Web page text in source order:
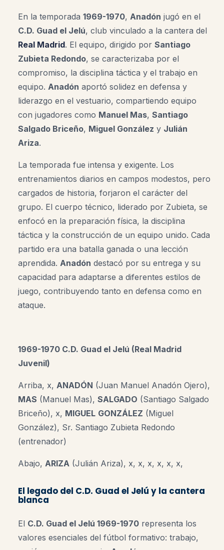
En la temporada 1969-1970, Anadón jugó en el
C.D. Guad el Jelú, club vinculado a la cantera del
Real Madrid. El equipo, dirigido por Santiago
Zubieta Redondo, se caracterizaba por el
compromiso, la disciplina táctica y el trabajo en
equipo. Anadón aportó solidez en defensa y
liderazgo en el vestuario, compartiendo equipo
con jugadores como Manuel Mas, Santiago
Salgado Briceño, Miguel González y Julián
Ariza.
La temporada fue intensa y exigente. Los
entrenamientos diarios en campos modestos, pero
cargados de historia, forjaron el carácter del
grupo. El cuerpo técnico, liderado por Zubieta, se
enfocó en la preparación física, la disciplina
táctica y la construcción de un equipo unido. Cada
partido era una batalla ganada o una lección
aprendida. Anadón destacó por su entrega y su
capacidad para adaptarse a diferentes estilos de
juego, contribuyendo tanto en defensa como en
ataque.
1969-1970 C.D. Guad el Jelú (Real Madrid
Juvenil)
Arriba, x, ANADÓN (Juan Manuel Anadón Ojero),
MAS (Manuel Mas), SALGADO (Santiago Salgado
Briceño), x, MIGUEL GONZÁLEZ (Miguel
González), Sr. Santiago Zubieta Redondo
(entrenador)
Abajo, ARIZA (Julián Ariza), x, x, x, x, x, x,
El legado del C.D. Guad el Jelú y la cantera
blanca
El C.D. Guad el Jelú 1969-1970 representa los
valores esenciales del fútbol formativo: trabajo,